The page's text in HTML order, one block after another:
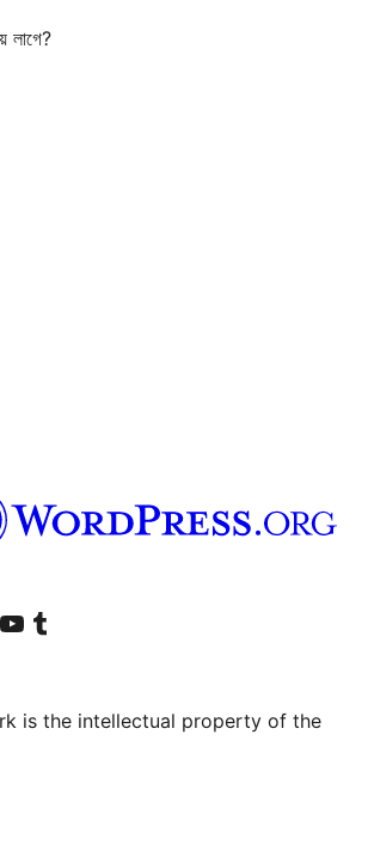
লাগে?
যাওক
আমাৰ YouTube চেনেললৈ যাওকআমাৰ Tumblr একাউণ্টলৈ যাওক
is the intellectual property of the